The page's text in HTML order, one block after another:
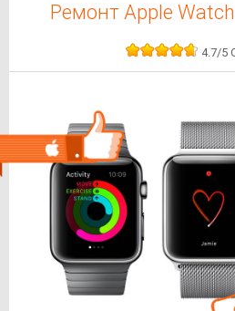
Ремонт Apple
4.7/5